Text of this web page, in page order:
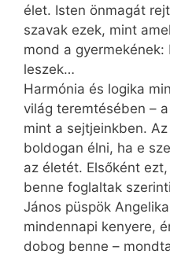
élet. Isten önmagát
szavak ezek, mint
mond a
leszek…
Harmónia és logika
világ teremtésében –
mint a sejtjeinkben.
boldogan élni, ha e
az életét. Elsőként
benne foglaltak
János püspök
mindennapi kenyere,
dobog benne –